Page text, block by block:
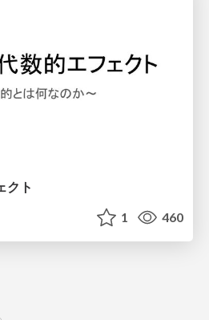
クト
1 460